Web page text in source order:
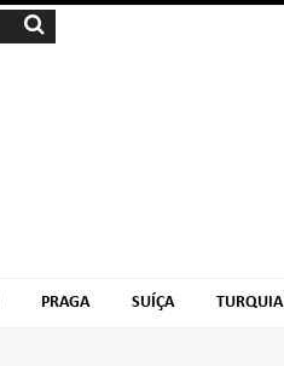
PRAGA SUÍÇA TURQUIA